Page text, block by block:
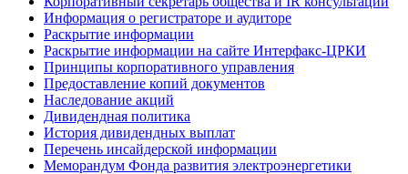
Информация о регистраторе и аудиторе
Раскрытие информации
Раскрытие информации на сайте Интерфакс-ЦРКИ
Принципы корпоративного управления
Предоставление копий документов
Наследование акций
Дивидендная политика
История дивидендных выплат
Перечень инсайдерской информации
Меморандум Фонда развития электроэнергетики